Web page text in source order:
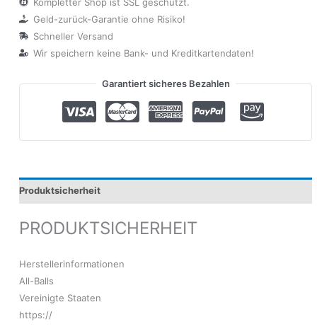
Geld-zurück-Garantie ohne Risiko!
Schneller Versand
Wir speichern keine Bank- und Kreditkartendaten!
Garantiert sicheres Bezahlen
Produktsicherheit
PRODUKTSICHERHEIT
Herstellerinformationen
All-Balls
Vereinigte Staaten
https://